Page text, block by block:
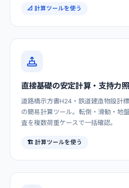
📐 計算ツールを使う
直接基礎の安定計算・支持力
道路橋示方書H24・鉄道建造物設計
の簡易計算ツール。転倒・滑動・地
査を複数荷重ケースで一括確認。
🏗️ 計算ツールを使う